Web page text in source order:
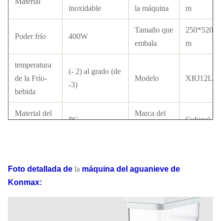
inoxidable
la máquina m
Poder frío 400W
Tamaño que
embala
m
temperatura
de la Frío-
bebida
(- 2) al grado (de
-3)
Modelo
Material del
PC
Marca del
Cubigel
LCD
Foto detallada de la máquina del aguanieve de
Konmax: